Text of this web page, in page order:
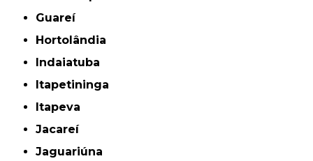
Guareí
Hortolândia
Indaiatuba
Itapetininga
Itapeva
Jacareí
Jaguariúna